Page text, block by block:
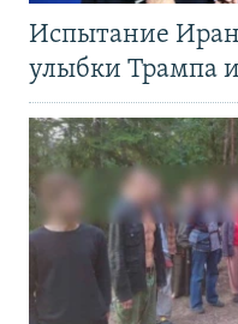
Испытание
улыбки Трампа